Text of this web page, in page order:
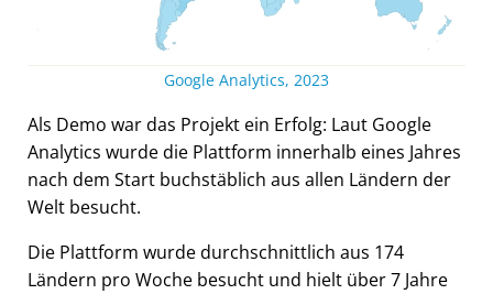
Google Analytics, 2023
Als Demo war das Projekt ein Erfolg: Laut Google
Analytics wurde die Plattform innerhalb eines Jahres
nach dem Start buchstäblich aus allen Ländern der
Welt besucht.
Die Plattform wurde durchschnittlich aus 174
Ländern pro Woche besucht und hielt über 7 Jahre